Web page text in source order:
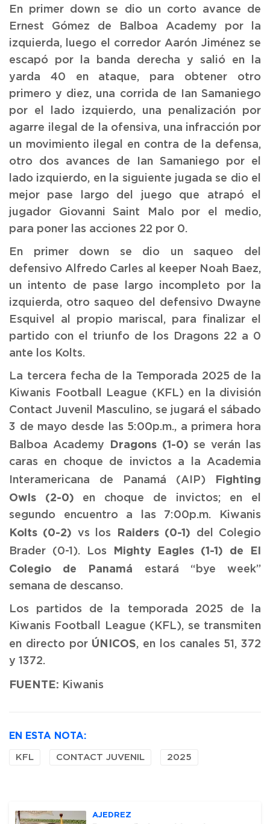
En primer down se dio un corto avance de
Ernest Gómez de Balboa Academy por la
izquierda, luego el corredor Aarón Jiménez se
escapó por la banda derecha y salió en la
yarda 40 en ataque, para obtener otro
primero y diez, una corrida de Ian Samaniego
por el lado izquierdo, una penalización por
agarre ilegal de la ofensiva, una infracción por
un movimiento ilegal en contra de la defensa,
otro dos avances de Ian Samaniego por el
lado izquierdo, en la siguiente jugada se dio el
mejor pase largo del juego que atrapó el
jugador Giovanni Saint Malo por el medio,
para poner las acciones 22 por 0.
En primer down se dio un saqueo del
defensivo Alfredo Carles al keeper Noah Baez,
un intento de pase largo incompleto por la
izquierda, otro saqueo del defensivo Dwayne
Esquivel al propio mariscal, para finalizar el
partido con el triunfo de los Dragons 22 a 0
ante los Kolts.
La tercera fecha de la Temporada 2025 de la
Kiwanis Football League (KFL) en la división
Contact Juvenil Masculino, se jugará el sábado
3 de mayo desde las 5:00p.m., a primera hora
Balboa Academy
Dragons (1-0)se verán las
caras en choque de invictos a la Academia
Interamericana de Panamá (AIP)
Fighting
Owls (2-0) en choque de invictos; en el
segundo encuentro a las 7:00p.m. Kiwanis
Kolts (0-2) vs los Raiders(0-1) del Colegio
Brader (0-1). Los
Mighty Eagles (1-1) de El
Colegio de Panamá estará “bye week”
semana de descanso.
Los partidos de la temporada 2025 de la
Kiwanis Football League (KFL), se transmiten
en directo por ÚNICOS, en los canales 51, 372
y 1372.
FUENTE: Kiwanis
EN ESTA NOTA:
KFL CONTACT JUVENIL 2025
AJEDREZ